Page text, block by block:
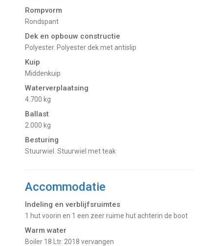
Rompvorm
Rondspant
Dek en opbouw constructie
Polyester. Polyester dek met antislip
Kuip
Middenkuip
Waterverplaatsing
4.700 kg
Ballast
2.000 kg
Besturing
Stuurwiel. Stuurwiel met teak
Accommodatie
Indeling en verblijfsruimtes
1 hut voorin en 1 een zeer ruime hut achterin de boot
Warm water
Boiler 18 Ltr. 2018 vervangen